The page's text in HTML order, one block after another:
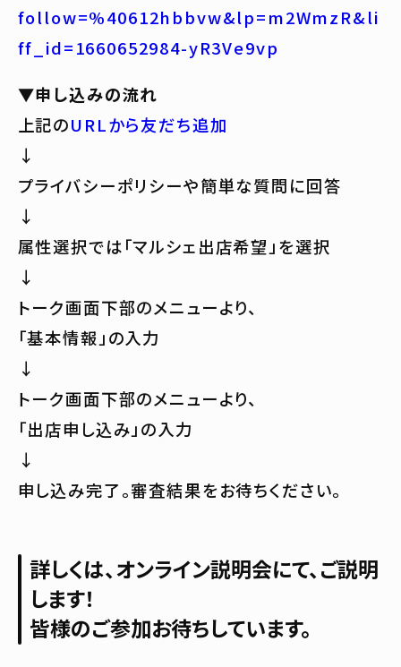
follow=%40612hbbvw&lp=m2WmzR&li
ff_id=1660652984-yR3Ve9vp
▼申し込みの流れ
上記のURLから友だち追加
↓
プライバシーポリシーや簡単な質問に回答
↓
属性選択では「マルシェ出店希望」を選択
↓
トーク画面下部のメニューより、
「基本情報」の入力
↓
トーク画面下部のメニューより、
「出店申し込み」の入力
↓
申し込み完了。審査結果をお待ちください。
詳しくは、オンライン説明会にて、ご説明
します！
皆様のご参加お待ちしています。